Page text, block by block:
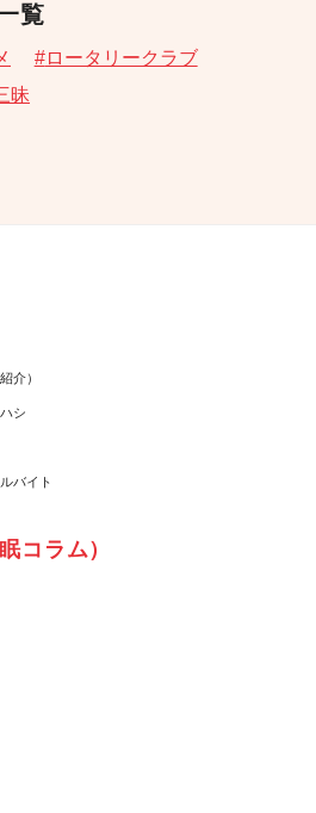
覧
ロータリークラブ
昧
介）
シ
バイト
コラム）